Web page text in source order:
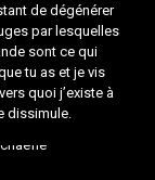
de dégénérer
par lesquelles
sont ce qui
tu as et je vis
quoi j’existe à
dissimule.